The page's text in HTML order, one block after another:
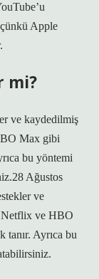
Apple
mi?
ve kaydedilmiş
Max gibi
bu yöntemi
Ağustos
ve
Netflix ve HBO
tanır. Ayrıca bu